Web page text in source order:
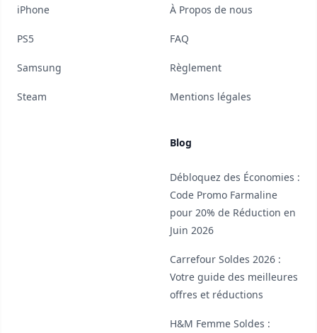
iPhone
PS5
Samsung
Steam
À Propos de nous
FAQ
Règlement
Mentions légales
Blog
Débloquez des Économies :
Code Promo Farmaline
pour 20% de Réduction en
Juin 2026
Carrefour Soldes 2026 :
Votre guide des meilleures
offres et réductions
H&M Femme Soldes :